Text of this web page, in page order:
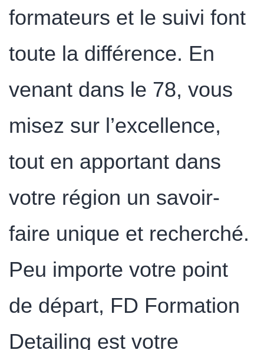
formateurs et le suivi font
toute la différence. En
venant dans le 78, vous
misez sur l’excellence,
tout en apportant dans
votre région un savoir-
faire unique et recherché.
Peu importe votre point
de départ, FD Formation
Detailing est votre